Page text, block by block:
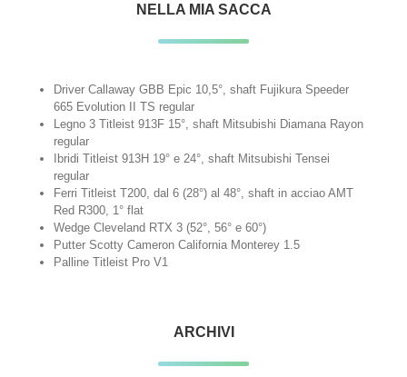
NELLA MIA SACCA
Driver Callaway GBB Epic 10,5°, shaft Fujikura Speeder
665 Evolution II TS regular
Legno 3 Titleist 913F 15°, shaft Mitsubishi Diamana Rayon
regular
Ibridi Titleist 913H 19° e 24°, shaft Mitsubishi Tensei
regular
Ferri Titleist T200, dal 6 (28°) al 48°, shaft in acciao AMT
Red R300, 1° flat
Wedge Cleveland RTX 3 (52°, 56° e 60°)
Putter Scotty Cameron California Monterey 1.5
Palline Titleist Pro V1
ARCHIVI